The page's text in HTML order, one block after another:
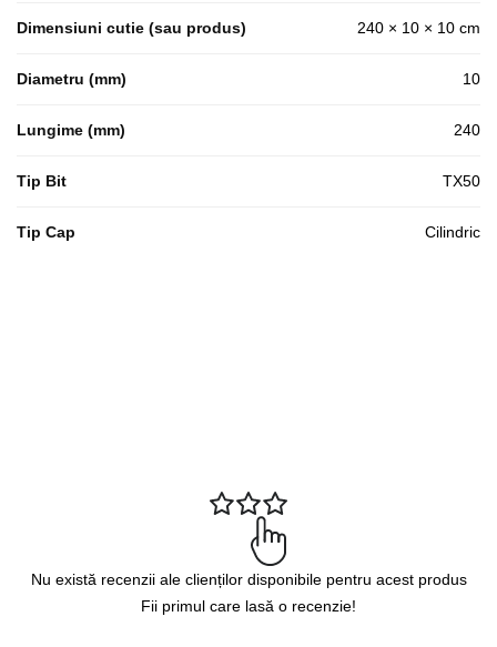
Dimensiuni cutie (sau produs) 240 × 10 × 10 cm
Diametru (mm) 10
Lungime (mm) 240
Tip Bit TX50
Tip Cap Cilindric
Nu există recenzii ale clienților disponibile pentru acest produs
Fii primul care lasă o recenzie!